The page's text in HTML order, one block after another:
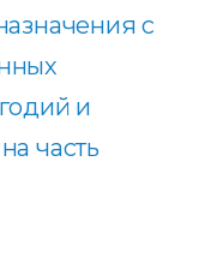
с
и
часть